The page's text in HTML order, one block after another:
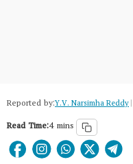
Reported by:Y.V. Narsimha Reddy|
Read Time:4 mins